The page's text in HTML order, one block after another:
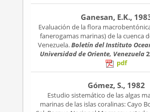
Ganesan, E.K.,
Evaluación de la flora
fanerogamas marinas) de la cuenca
Venezuela.Boletín del Instituto
Universidad de Oriente, Venezuela
pdf
Gómez, S., 1982
Estudio sistemático de las algas
marinas de las islas coralinas: Cayo